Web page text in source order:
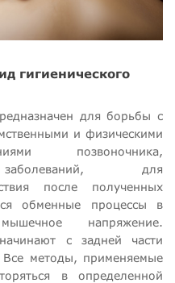
гигиенического
для борьбы с
и физическими
позвоночника,
заболеваний, для
после полученных
обменные процессы в
напряжение.
с задней части
Все методы, применяемые
в определенной